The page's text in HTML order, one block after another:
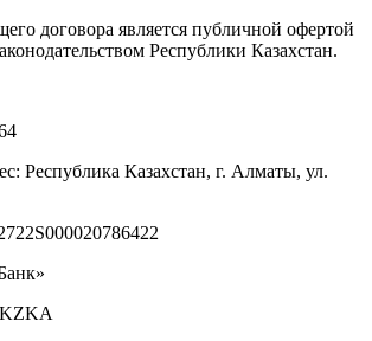
договора является публичной офертой
Республики Казахстан.
­­Республика Казахстан, г. Алматы, ул.